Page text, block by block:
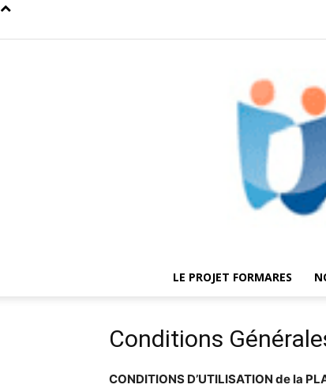
LE PROJET FORMARES
Conditions
CONDITIONS D’UTILISATION de la